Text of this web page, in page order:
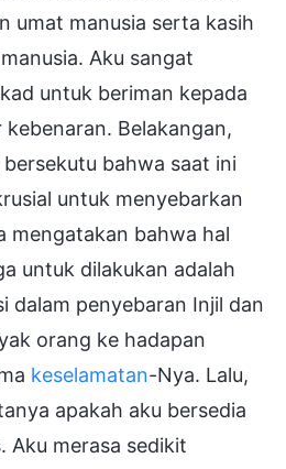
umat manusia serta kasih
Aku sangat
untuk beriman kepada
Belakangan,
bahwa saat ini
untuk menyebarkan
mengatakan bahwa hal
untuk dilakukan adalah
dalam penyebaran Injil dan
orang ke hadapan
keselamatan-Nya. Lalu,
apakah aku bersedia
Aku merasa sedikit